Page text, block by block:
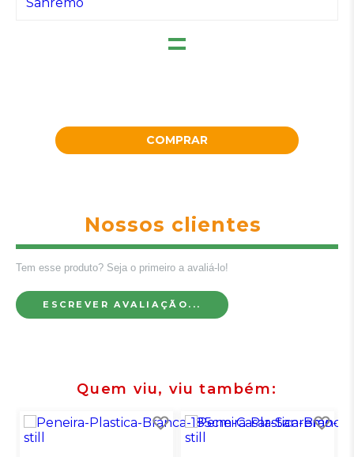
=
COMPRAR
Nossos clientes
Tem esse produto? Seja o primeiro a avaliá-lo!
ESCREVER AVALIAÇÃO...
Quem viu, viu também